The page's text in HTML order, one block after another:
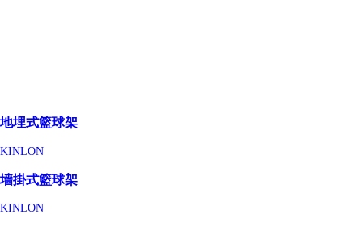
地埋式籃球架
KINLON
墻掛式籃球架
KINLON